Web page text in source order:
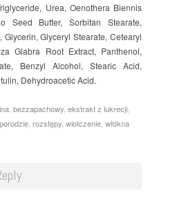
Urea, Oenothera Biennis
Seed Butter, Sorbitan Stearate,
Glycerin, Glyceryl Stearate, Cetearyl
Glabra Root Extract, Panthenol,
Benzyl Alcohol, Stearic Acid,
Dehydroacetic Acid.
bezzapachowy ekstrakt z lukrecji
rozstępy wiotczenie włókna